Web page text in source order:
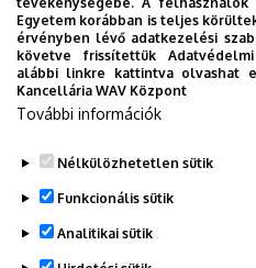
Oldalszámozás
Első
oldal
«
Előző
oldal
‹
Oldal
1
oldal
5 6
Egyetem korábban is teljes
érvényben lévő adatkezelési
követve frissítettük
alábbi linkre kattintva olvashat
Kancellária WAV Központ
További információk
Nélkülözhetetlen sütik
Funkcionális sütik
Analitikai sütik